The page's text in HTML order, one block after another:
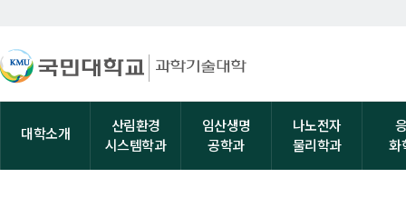
대학소개
산림환경
시스템학과
임산생명
공학과
나노전자
물리학과
화